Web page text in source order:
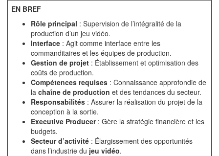
EN BREF
Rôle principal : Supervision de l’intégralité de la
production d’un jeu vidéo.
Interface : Agit comme interface entre les
commanditaires et les équipes de production.
Gestion de projet : Établissement et optimisation des
coûts de production.
Compétences requises : Connaissance approfondie de
la chaîne de production et des tendances du secteur.
Responsabilités : Assurer la réalisation du projet de la
conception à la sortie.
Executive Producer: Gère la stratégie financière et les
budgets.
Secteur d’activité : Élargissement des opportunités
dans l’industrie du jeu vidéo.